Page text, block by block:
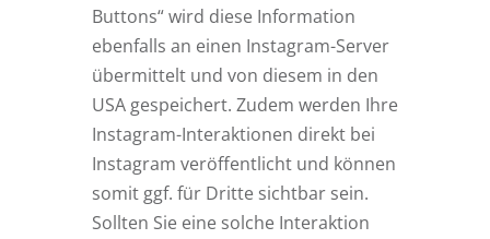
Buttons“ wird diese Information
ebenfalls an einen Instagram-Server
übermittelt und von diesem in den
USA gespeichert. Zudem werden Ihre
Instagram-Interaktionen direkt bei
Instagram veröffentlicht und können
somit ggf. für Dritte sichtbar sein.
Sollten Sie eine solche Interaktion